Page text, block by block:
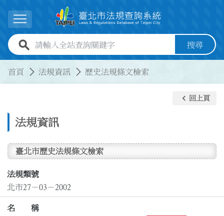
展開選單
全站查詢關鍵字欄位 搜尋
首頁 法規資訊 歷史法規條文檢索
法規資訊
keyboard_arrow_left 回上頁
臺北市歷史法規條文檢索
法規類號
北市27－03－2002
名 稱